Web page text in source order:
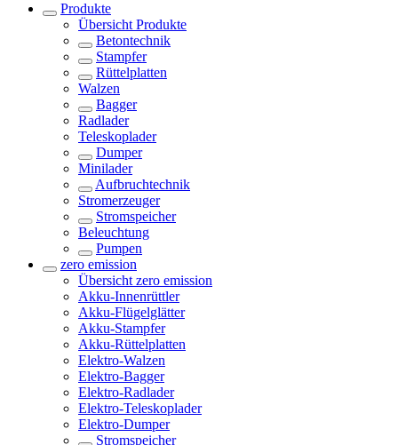
Produkte
Übersicht Produkte
Betontechnik
Stampfer
Rüttelplatten
Walzen
Bagger
Radlader
Teleskoplader
Dumper
Minilader
Aufbruchtechnik
Stromerzeuger
Stromspeicher
Beleuchtung
Pumpen
zero emission
Übersicht zero emission
Akku-Innenrüttler
Akku-Flügelglätter
Akku-Stampfer
Akku-Rüttelplatten
Elektro-Walzen
Elektro-Bagger
Elektro-Radlader
Elektro-Teleskoplader
Elektro-Dumper
Stromspeicher